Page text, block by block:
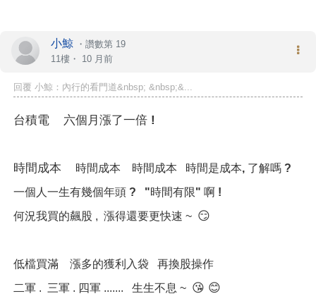
小鯨 ・ 讚數第 19
11樓・ 10 月前
回覆 小鯨：內行的看門道&nbsp; &nbsp;&...
台積電 六個月漲了一倍 !
時間成本 時間成本 時間成本 時間是成本, 了解嗎 ?
一個人 一生有幾個年頭 ? "時間有限" 啊 !
何況我買的飆股 , 漲得還要更快速 ~ 😏
低檔買滿 漲多的獲利入袋 再換股操作
二軍 . 三軍 . 四軍 ....... 生生不息 ~ 😘 😊